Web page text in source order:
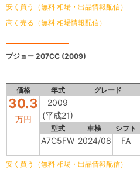
安く買う（無料 相場・出品情報配信）
高く売る（無料 相場情報配信）
プジョー 207CC (2009)
価格 年式 グレード
30.3
万円
2009
(平成21)
型式 車検 シフト
A7C5FW 2024/08 FA
安く買う（無料 相場・出品情報配信）